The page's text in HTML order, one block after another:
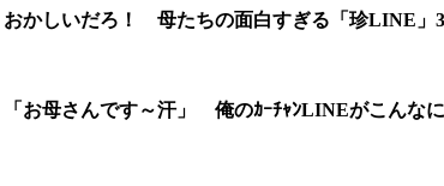
おかしいだろ！ 母たちの面白すぎる「珍LINE」
「お母さんです～汗」 俺のｶｰﾁｬﾝLINEがこんな